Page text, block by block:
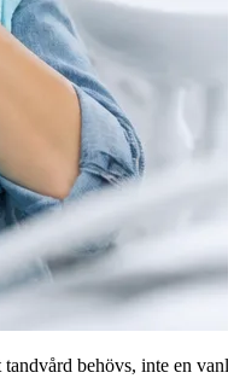
behövs, inte en